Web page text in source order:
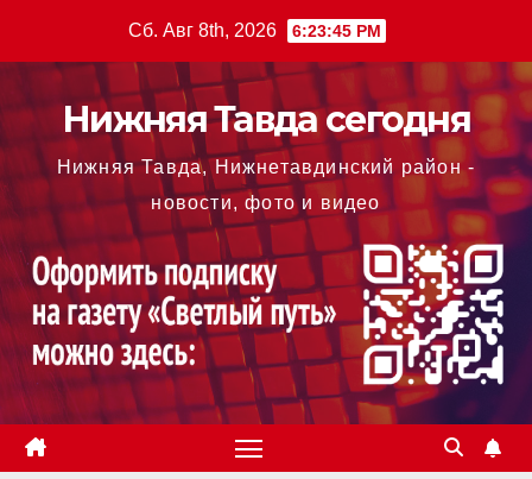
содержимому
Сб. Авг 8th, 2026 6:23:46 PM
Нижняя Тавда сегодня
Нижняя Тавда, Нижнетавдинский район -
новости, фото и видео